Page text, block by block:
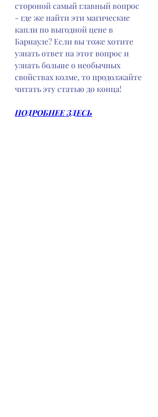
стороной самый главный вопрос
- где же найти эти магические
капли по выгодной цене в
Барнауле? Если вы тоже хотите
узнать ответ на этот вопрос и
узнать больше о необычных
свойствах колме, то продолжайте
читать эту статью до конца!
ПОДРОБНЕЕ ЗДЕСЬ